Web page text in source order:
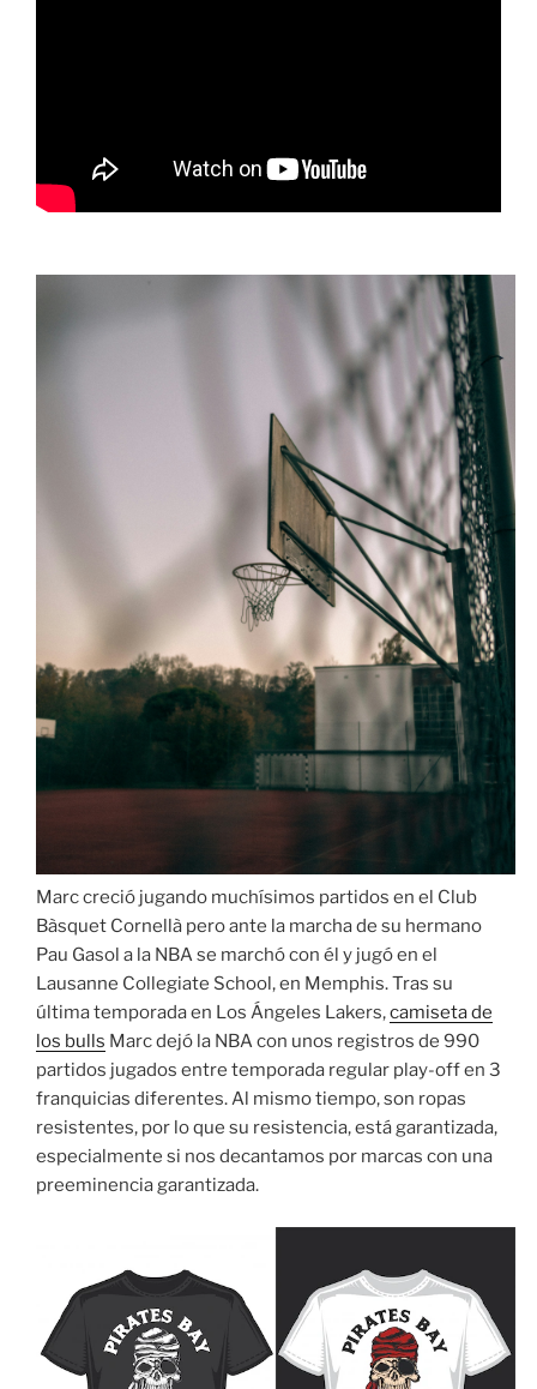
Marc creció jugando muchísimos partidos en el Club
Bàsquet Cornellà pero ante la marcha de su hermano
Pau Gasol a la NBA se marchó con él y jugó en el
Lausanne Collegiate School, en Memphis. Tras su
última temporada en Los Ángeles Lakers,camiseta de
los bulls Marc dejó la NBA con unos registros de 990
partidos jugados entre temporada regular play-off en 3
franquicias diferentes. Al mismo tiempo, son ropas
resistentes, por lo que su resistencia, está garantizada,
especialmente si nos decantamos por marcas con una
preeminencia garantizada.